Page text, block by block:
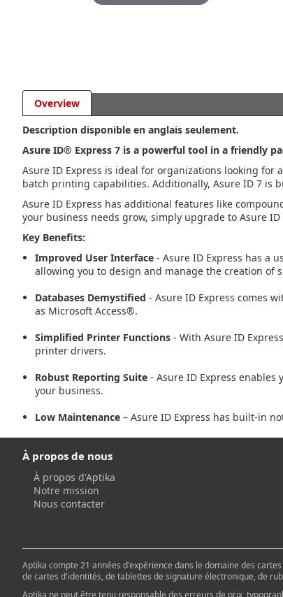
Overview
Description disponible en anglais seulement.
Asure ID® Express 7 is a powerful tool in a friendly
Asure ID Express is ideal for organizations looking
batch printing capabilities. Additionally, Asure ID 7 is
Asure ID Express has additional features like
your business needs grow, simply upgrade to Asure
Key Benefits:
Improved User Interface - Asure ID Express has a
allowing you to design and manage the creation of
Databases Demystified - Asure ID Express comes
as Microsoft Access®.
Simplified Printer Functions - With Asure ID
printer drivers.
Robust Reporting Suite - Asure ID Express
your business.
Low Maintenance – Asure ID Express has built-in
À propos de nous
À propos d'Aptika
Notre mission
Nous contacter
Aptika compte 21 années d'expérience dans le domaine des
de cartes d'identités, de tablettes de signature électronique, de
Aptika ne peut être tenu responsable des erreurs de prix,